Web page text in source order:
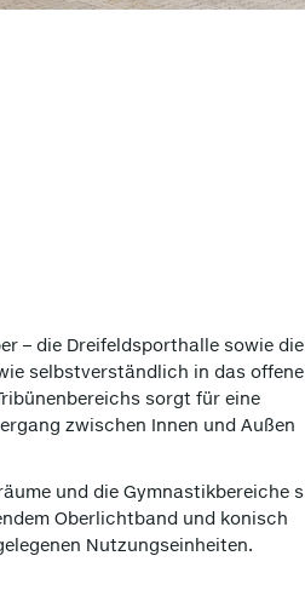
– die Dreifeldsporthalle sowie die
selbstverständlich in das offene
sorgt für eine
zwischen Innen und Außen
und die Gymnastikbereiche
Oberlichtband und konisch
Nutzungseinheiten.